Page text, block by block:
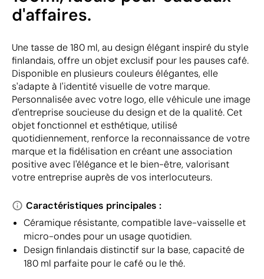
d'affaires.
Une tasse de 180 ml, au design élégant inspiré du style
finlandais, offre un objet exclusif pour les pauses café.
Disponible en plusieurs couleurs élégantes, elle
s'adapte à l'identité visuelle de votre marque.
Personnalisée avec votre logo, elle véhicule une image
d'entreprise soucieuse du design et de la qualité. Cet
objet fonctionnel et esthétique, utilisé
quotidiennement, renforce la reconnaissance de votre
marque et la fidélisation en créant une association
positive avec l'élégance et le bien-être, valorisant
votre entreprise auprès de vos interlocuteurs.
Caractéristiques principales :
Céramique résistante, compatible lave-vaisselle et
micro-ondes pour un usage quotidien.
Design finlandais distinctif sur la base, capacité de
180 ml parfaite pour le café ou le thé.